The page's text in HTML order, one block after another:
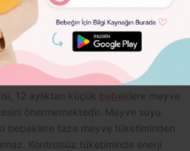
Suyu Verilebilir
12 aylıktan küçük
lere meyve
önermemektedir.
Meyve suyu
bebeklere taze meyve tüketiminden
Kontrolsüz tüketiminde enerji